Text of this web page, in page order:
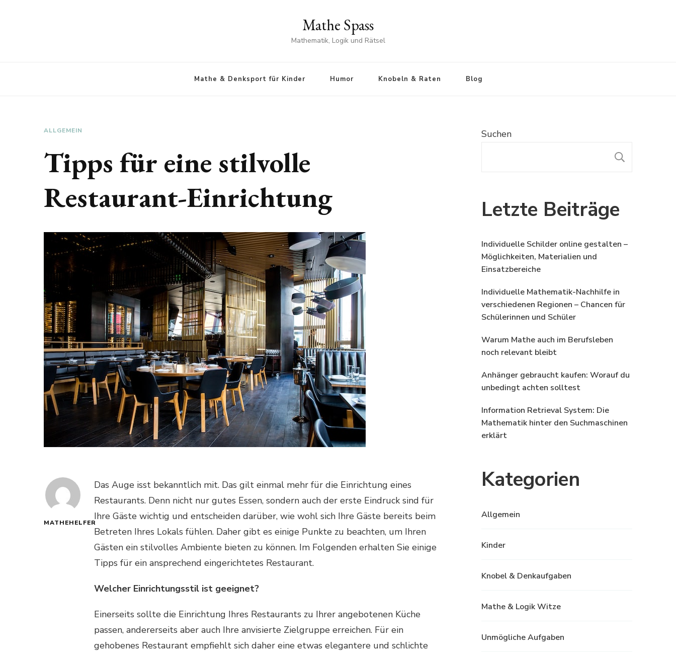
Mathe Spass
Mathematik, Logik und Rätsel
Mathe & Denksport für Kinder Humor Knobeln & Raten Blog
ALLGEMEIN
Tipps für eine stilvolle
Restaurant-Einrichtung
MATHEHELFER
Das Auge isst bekanntlich mit. Das gilt einmal mehr für die Einrichtung eines
Restaurants. Denn nicht nur gutes Essen, sondern auch der erste Eindruck sind für
Ihre Gäste wichtig und entscheiden darüber, wie wohl sich Ihre Gäste bereits beim
Betreten Ihres Lokals fühlen. Daher gibt es einige Punkte zu beachten, um Ihren
Gästen ein stilvolles Ambiente bieten zu können. Im Folgenden erhalten Sie einige
Tipps für ein ansprechend eingerichtetes Restaurant.
Welcher Einrichtungsstil ist geeignet?
Einerseits sollte die Einrichtung Ihres Restaurants zu Ihrer angebotenen Küche
passen, andererseits aber auch Ihre anvisierte Zielgruppe erreichen. Für ein
gehobenes Restaurant empfiehlt sich daher eine etwas elegantere und schlichte
Suchen
Letzte Beiträge
Individuelle Schilder online gestalten –
Möglichkeiten, Materialien und
Einsatzbereiche
Individuelle Mathematik-Nachhilfe in
verschiedenen Regionen – Chancen für
Schülerinnen und Schüler
Warum Mathe auch im Berufsleben
noch relevant bleibt
Anhänger gebraucht kaufen: Worauf du
unbedingt achten solltest
Information Retrieval System: Die
Mathematik hinter den Suchmaschinen
erklärt
Kategorien
Allgemein
Kinder
Knobel & Denkaufgaben
Mathe & Logik Witze
Unmögliche Aufgaben